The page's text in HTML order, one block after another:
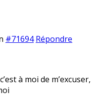
#71694 Répondre
à moi de m’excuser,